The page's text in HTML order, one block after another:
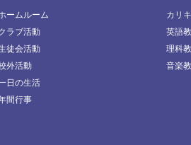
ームルーム
ラブ活動
徒会活動
外活動
日の生活
間行事
カリ
英語
理科
音楽